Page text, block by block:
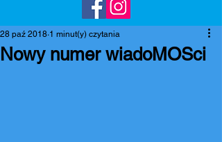
Nowy numer wiadoMOSci
28 paź 2018 1 minut(y) czytania